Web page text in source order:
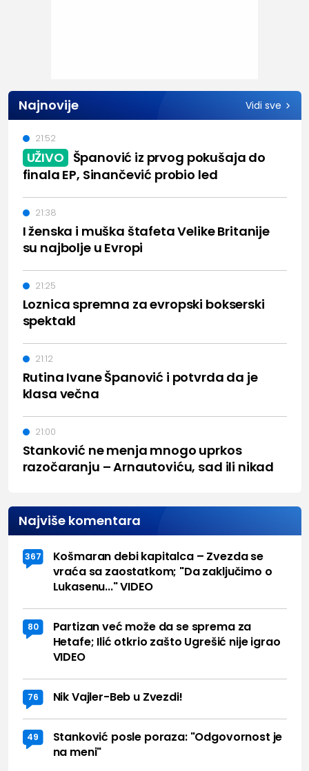
Najnovije Vidi sve
UŽIVO Španović iz prvog pokušaja do
finala EP, Sinančević probio led
21:52
I ženska i muška štafeta Velike Britanije
su najbolje u Evropi
21:38
Loznica spremna za evropski bokserski
spektakl
21:25
Rutina Ivane Španović i potvrda da je
klasa večna
21:12
Stanković ne menja mnogo uprkos
razočaranju – Arnautoviću, sad ili nikad
21:00
Najviše komentara
367
Košmaran debi kapitalca – Zvezda se
vraća sa zaostatkom; "Da zaključimo o
Lukasenu..." VIDEO
80
Partizan već može da se sprema za
Hetafe; Ilić otkrio zašto Ugrešić nije igrao
VIDEO
76 Nik Vajler-Beb u Zvezdi!
49
Stanković posle poraza: "Odgovornost je
na meni"